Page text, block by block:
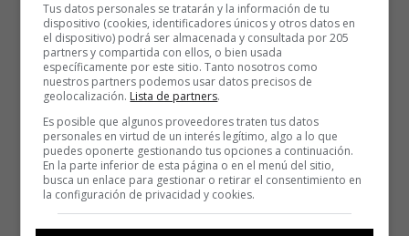
Tus datos personales se tratarán y la información de tu
dispositivo (cookies, identificadores únicos y otros datos en
el dispositivo) podrá ser almacenada y consultada por 205
partners y compartida con ellos, o bien usada
específicamente por este sitio. Tanto nosotros como
nuestros partners podemos usar datos precisos de
geolocalización. Lista de partners.
Es posible que algunos proveedores traten tus datos
personales en virtud de un interés legítimo, algo a lo que
puedes oponerte gestionando tus opciones a continuación.
En la parte inferior de esta página o en el menú del sitio,
busca un enlace para gestionar o retirar el consentimiento en
la configuración de privacidad y cookies.